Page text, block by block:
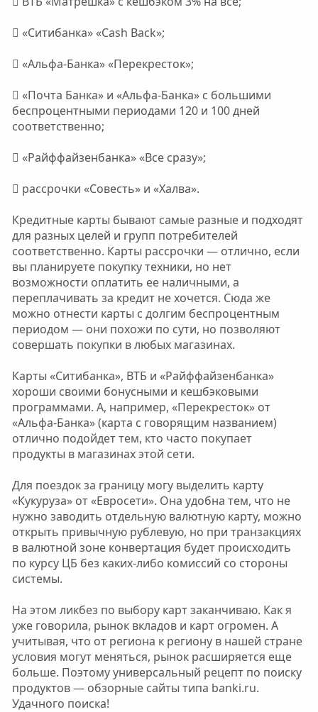
 «Ситибанка» «Cash Back»;
 «Альфа-Банка» «Перекресток»;
 «Почта Банка» и «Альфа-Банка» с большими
беспроцентными периодами 120 и 100 дней
соответственно;
 «Райффайзенбанка» «Все сразу»;
 рассрочки «Совесть» и «Халва».
Кредитные карты бывают самые разные и подходят
для разных целей и групп потребителей
соответственно. Карты рассрочки — отлично, если
вы планируете покупку техники, но нет
возможности оплатить ее наличными, а
переплачивать за кредит не хочется. Сюда же
можно отнести карты с долгим беспроцентным
периодом — они похожи по сути, но позволяют
совершать покупки в любых магазинах.
Карты «Ситибанка», ВТБ и «Райффайзенбанка»
хороши своими бонусными и кешбэковыми
программами. А, например, «Перекресток» от
«Альфа-Банка» (карта с говорящим названием)
отлично подойдет тем, кто часто покупает
продукты в магазинах этой сети.
Для поездок за границу могу выделить карту
«Кукуруза» от «Евросети». Она удобна тем, что не
нужно заводить отдельную валютную карту, можно
открыть привычную рублевую, но при транзакциях
в валютной зоне конвертация будет происходить
по курсу ЦБ без каких-либо комиссий со стороны
системы.
На этом ликбез по выбору карт заканчиваю. Как я
уже говорила, рынок вкладов и карт огромен. А
учитывая, что от региона к региону в нашей стране
условия могут меняться, рынок расширяется еще
больше. Поэтому универсальный рецепт по поиску
продуктов — обзорные сайты типа banki.ru.
Удачного поиска!